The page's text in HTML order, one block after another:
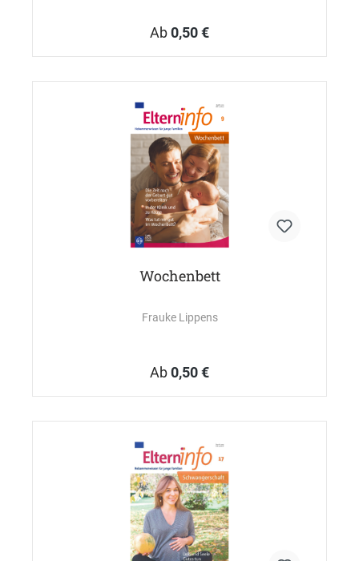
Ab0,50 €
Wochenbett
Frauke Lippens
Ab0,50 €